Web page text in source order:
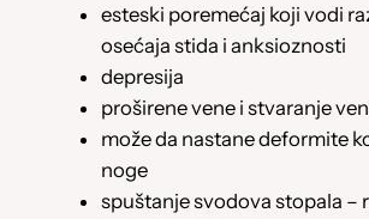
esteski poremećaj koji vodi
osećaja stida i anksioznosti
depresija
proširene vene i stvaranje
može da nastane deformite
noge
spuštanje svodova stopala –